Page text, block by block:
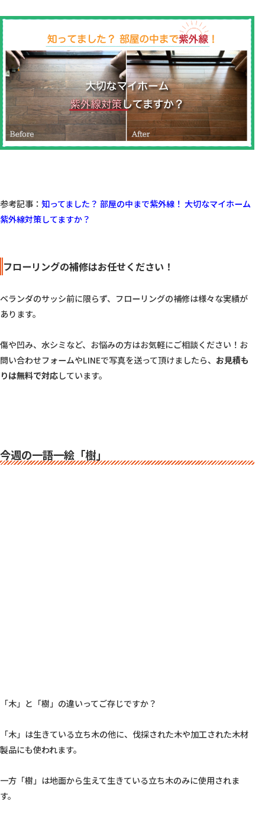
参考記事： 知ってました？ 部屋の中まで紫外線！ 大切なマイホーム
紫外線対策してますか？
フローリングの補修はお任せください！
ベランダのサッシ前に限らず、フローリングの補修は様々な実績が
あります。
傷や凹み、水シミなど、お悩みの方はお気軽にご相談ください！お
問い合わせフォームやLINEで写真を送って頂けましたら、 お見積も
りは無料で対応しています。
今週の一語一絵「樹」
「木」と「樹」の違いってご存じですか？
「木」は生きている立ち木の他に、伐採された木や加工された木材
製品にも使われます。
一方「樹」は地面から生えて生きている立ち木のみに使用されま
す。